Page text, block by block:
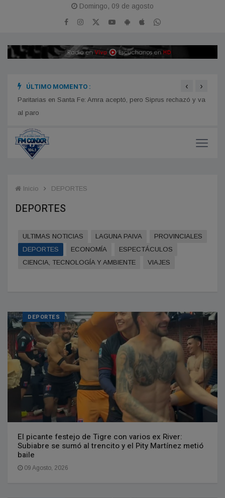
Domingo, 09 de agosto
ÚLTIMO MOMENTO :
al paro
Estrellas de Talleres inauguró sus nuevos sanitarios
‹ ›
Inicio DEPORTES
DEPORTES
ULTIMAS NOTICIAS LAGUNA PAIVA
PROVINCIALES
DEPORTES
ECONOMÍA
ESPECTÁCULOS
CIENCIA, TECNOLOGÍA Y AMBIENTE
VIAJES
DEPORTES
El picante festejo de Tigre con varios ex River:
Subiabre se sumó al trencito y el Pity Martínez metió
baile
09 Agosto, 2026